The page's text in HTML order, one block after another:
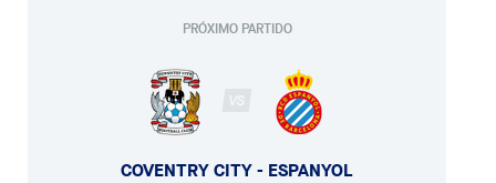
PRÓXIMO PARTIDO
VS
COVENTRY CITY - ESPANYOL